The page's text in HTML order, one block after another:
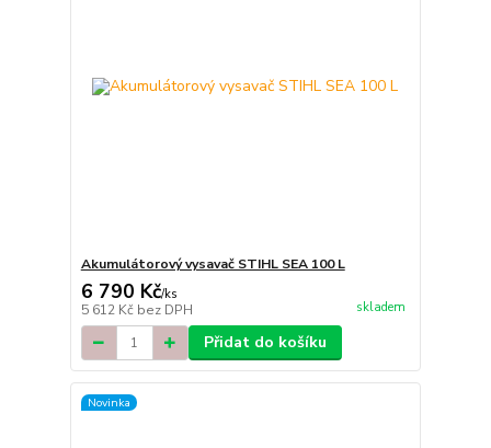
Akumulátorový vysavač STIHL SEA 100 L
6 790 Kč/ks
5 612 Kč bez DPH skladem
Přidat do košíku
Novinka